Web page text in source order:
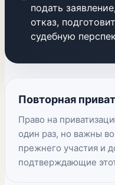
подать
отказ,
судебную
Повторная
Право на
один раз, но важны
прежнего участия и
подтверждающие